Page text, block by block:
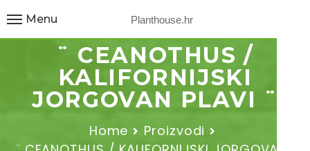
Planthouse.hr
Menu
¨ CEANOTHUS /
KALIFORNIJSKI
JORGOVAN PLAVI ¨
Home
Proizvodi